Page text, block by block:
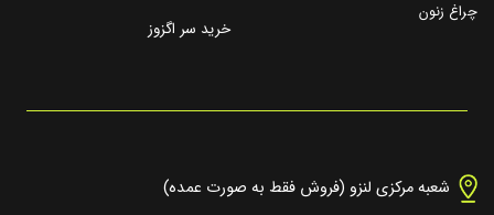
چراغ زنون
خرید سر اگزوز
شعبه مرکزی لنزو (فروش فقط به صورت عمده)